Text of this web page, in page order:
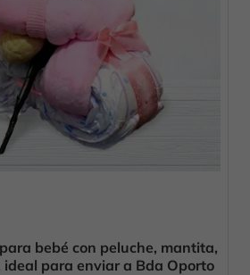
bebé con peluche, mantita,
ideal para enviar a Bda Oporto